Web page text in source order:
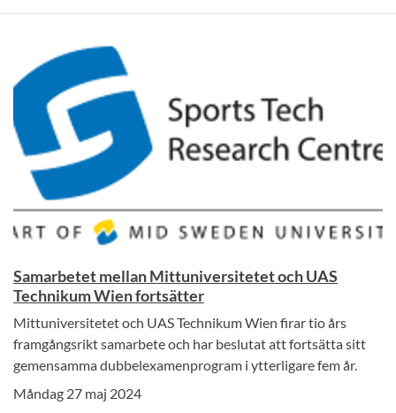
Samarbetet mellan Mittuniversitetet och UAS
Technikum Wien fortsätter
Mittuniversitetet och UAS Technikum Wien firar tio års
framgångsrikt samarbete och har beslutat att fortsätta sitt
gemensamma dubbelexamenprogram i ytterligare fem år.
Måndag 27 maj 2024